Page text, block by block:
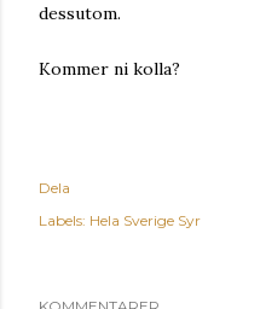
dessutom.
Kommer ni kolla?
Dela
Labels: Hela Sverige Syr